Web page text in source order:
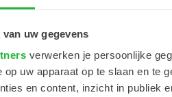
uw gegevens
verwerken je persoonlijke
uw apparaat op te slaan en te
en content, inzicht in publiek